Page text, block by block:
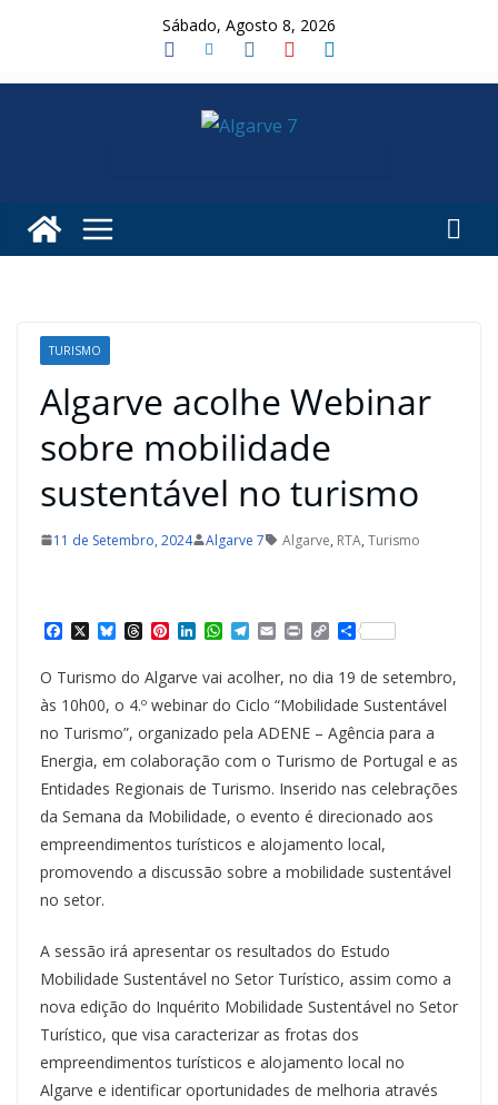
Sábado, Agosto 8, 2026
TURISMO
Algarve acolhe Webinar
sobre mobilidade
sustentável no turismo
11 de Setembro, 2024 Algarve 7 Algarve, RTA, Turismo
a
c
e
b
o
o
k
X B
e
s
k
y
T
h
r
e
a
s
P
t
e
r
e
s
t
L
k
e
d
I
n
W
h
t
s
A
p
p
T
e
e
g
r
a
m
E
m
i
l
P
n
t
C
o
y
L
i
n
k
S
h
r
e
O Turismo do Algarve vai acolher, no dia 19 de setembro,
às 10h00, o 4.º webinar do Ciclo “Mobilidade Sustentável
no Turismo”, organizado pela ADENE – Agência para a
Energia, em colaboração com o Turismo de Portugal e as
Entidades Regionais de Turismo. Inserido nas celebrações
da Semana da Mobilidade, o evento é direcionado aos
empreendimentos turísticos e alojamento local,
promovendo a discussão sobre a mobilidade sustentável
no setor.
A sessão irá apresentar os resultados do Estudo
Mobilidade Sustentável no Setor Turístico, assim como a
nova edição do Inquérito Mobilidade Sustentável no Setor
Turístico, que visa caracterizar as frotas dos
empreendimentos turísticos e alojamento local no
Algarve e identificar oportunidades de melhoria através